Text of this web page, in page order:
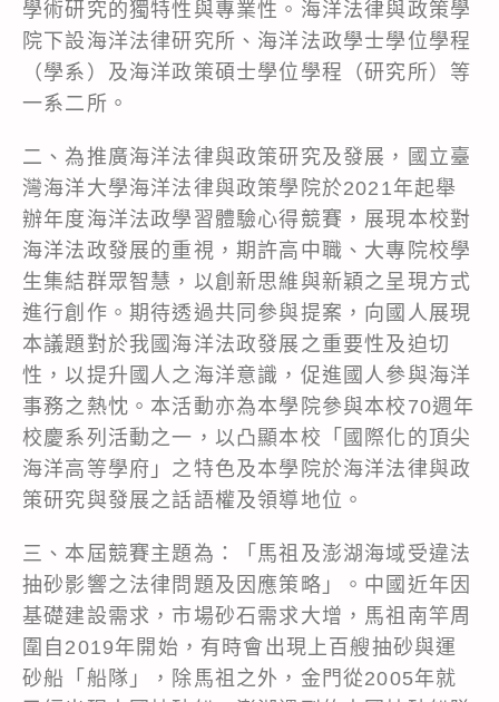
學術研究的獨特性與專業性。海洋法律與政策學
院下設海洋法律研究所、海洋法政學士學位學程
（學系）及海洋政策碩士學位學程（研究所）等
一系二所。
二、為推廣海洋法律與政策研究及發展，國立臺
灣海洋大學海洋法律與政策學院於2021年起舉
辦年度海洋法政學習體驗心得競賽，展現本校對
海洋法政發展的重視，期許高中職、大專院校學
生集結群眾智慧，以創新思維與新穎之呈現方式
進行創作。期待透過共同參與提案，向國人展現
本議題對於我國海洋法政發展之重要性及迫切
性，以提升國人之海洋意識，促進國人參與海洋
事務之熱忱。本活動亦為本學院參與本校70週年
校慶系列活動之一，以凸顯本校「國際化的頂尖
海洋高等學府」之特色及本學院於海洋法律與政
策研究與發展之話語權及領導地位。
三、本屆競賽主題為：「馬祖及澎湖海域受違法
抽砂影響之法律問題及因應策略」。中國近年因
基礎建設需求，市場砂石需求大增，馬祖南竿周
圍自2019年開始，有時會出現上百艘抽砂與運
砂船「船隊」，除馬祖之外，金門從2005年就